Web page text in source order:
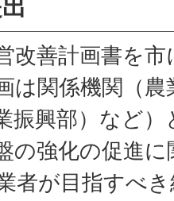
改善計画書を
は関係機関（
振興部）など
の強化の促進
者が目指すべ